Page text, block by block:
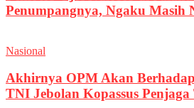
Penumpangnya, Ngaku Masih
Nasional
Akhirnya OPM Akan
TNI Jebolan Kopassus Penjaga